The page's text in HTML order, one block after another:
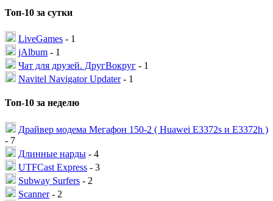
Топ-10 за сутки
LiveGames - 1
jAlbum - 1
Чат для друзей. ДругВокруг - 1
Navitel Navigator Updater- 1
Топ-10 за неделю
Драйвер модема Мегафон 150-2 ( Huawei E3372s и E3372h )
- 7
Длинные нарды - 4
UTFCast Express - 3
Subway Surfers - 2
Scanner- 2